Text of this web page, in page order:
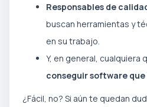
Responsables de
buscan herramientas y
en su trabajo.
Y, en general, cualquiera
conseguir software
¿Fácil, no? Si aún te quedan